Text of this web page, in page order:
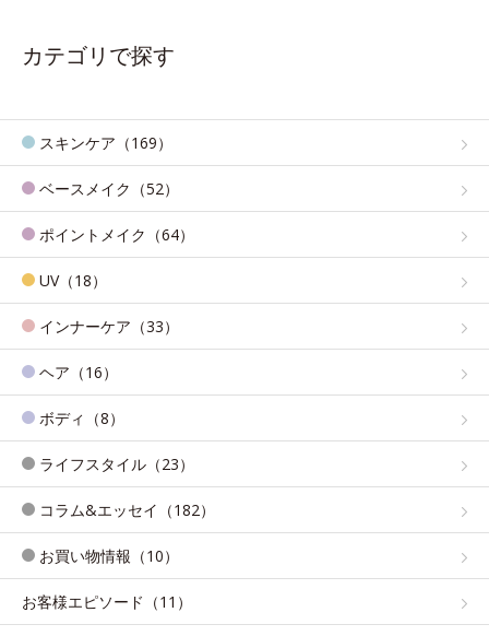
カテゴリで探す
スキンケア（169）
ベースメイク（52）
ポイントメイク（64）
UV（18）
インナーケア（33）
ヘア（16）
ボディ（8）
ライフスタイル（23）
コラム&エッセイ（182）
お買い物情報（10）
お客様エピソード（11）